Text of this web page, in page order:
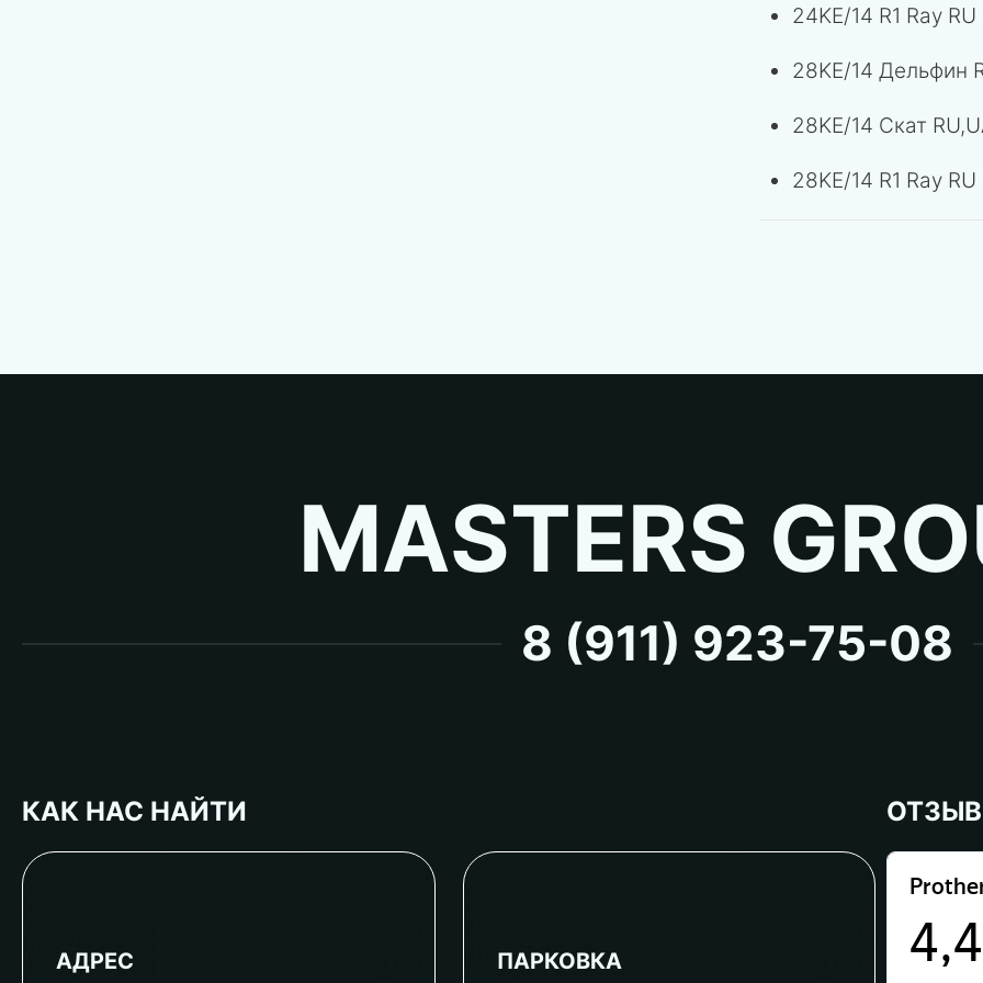
24KE/14 R1 Ray RU
28KE/14 Дельфин
28KE/14 Скат
28KE/14 R1 Ray RU
MASTERS
8 (911) 923-75-08
КАК НАС НАЙТИ
АДРЕС ПАРКОВКА